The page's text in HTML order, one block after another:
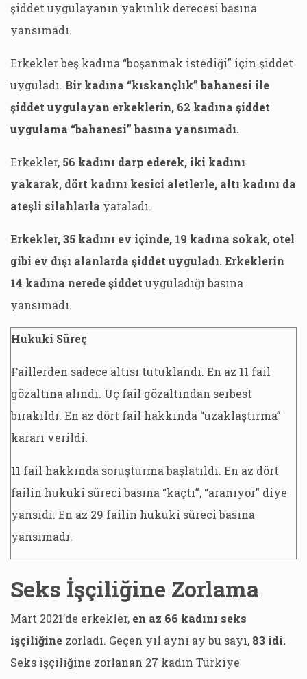
şiddet uygulayanın yakınlık derecesi basına
yansımadı.
Erkekler beş kadına “boşanmak istediği” için şiddet
uyguladı. Bir kadına “kıskançlık” bahanesi ile
şiddet uygulayan erkeklerin, 62 kadına şiddet
uygulama “bahanesi” basına yansımadı.
Erkekler, 56 kadını darp ederek, iki kadını
yakarak, dört kadını kesici aletlerle, altı kadını da
ateşli silahlarla yaraladı.
Erkekler, 35 kadını ev içinde, 19 kadına sokak, otel
gibi ev dışı alanlarda şiddet uyguladı. Erkeklerin
14 kadına nerede şiddet uyguladığı basına
yansımadı.
Hukuki Süreç
Faillerden sadece altısı tutuklandı. En az 11 fail
gözaltına alındı. Üç fail gözaltından serbest
bırakıldı. En az dört fail hakkında “uzaklaştırma”
kararı verildi.
11 fail hakkında soruşturma başlatıldı. En az dört
failin hukuki süreci basına “kaçtı”, “aranıyor” diye
yansıdı. En az 29 failin hukuki süreci basına
yansımadı.
Seks İşçiliğine Zorlama
Mart 2021’de erkekler, en az 66 kadını seks
işçiliğine zorladı. Geçen yıl aynı ay bu sayı, 83 idi.
Seks işçiliğine zorlanan 27 kadın Türkiye